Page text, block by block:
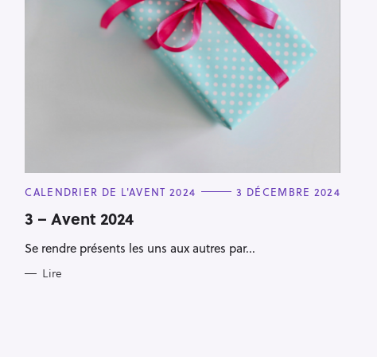
C
T
E
O
R
CALENDRIER DE L'AVENT 2024 3 DÉCEMBRE 2024
3 – Avent 2024
Se rendre présents les uns aux autres par...
Lire